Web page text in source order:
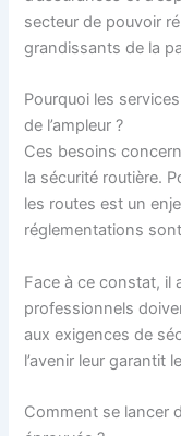
secteur de pouvoir
grandissants de la
Pourquoi les
de l’ampleur ?
Ces besoins
la sécurité routière.
les routes est un
réglementations
Face à ce constat, il
professionnels
aux exigences de
l’avenir leur garantit
Comment se lancer